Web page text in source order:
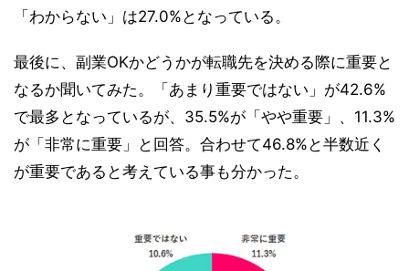
「わからない」は27.0%となっている。
最後に、副業OKかどうかが転職先を決める際に重要と
なるか聞いてみた。「あまり重要ではない」が42.6%
で最多となっているが、35.5%が「やや重要」、11.3%
が「非常に重要」と回答。合わせて46.8%と半数近く
が重要であると考えている事も分かった。